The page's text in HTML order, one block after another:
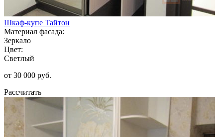
Шкаф-купе Тайтон
Материал фасада:
Зеркало
Цвет:
Светлый
от 30 000 руб.
Рассчитать